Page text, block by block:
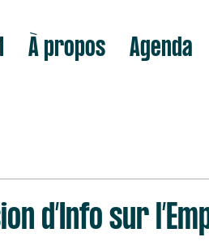
À propos Agenda
d’Info sur